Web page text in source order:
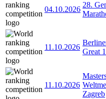
04.10.2026
28.
11.10.2026
Great
11.10.2026
Zagreb